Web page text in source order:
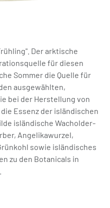
Der arktische
für diesen
Sommer die Quelle für
ausgewählten,
bei der Herstellung von
Essenz der isländischen
isländische Wacholder-
Angelikawurzel,
sowie isländisches
zu den Botanicals in